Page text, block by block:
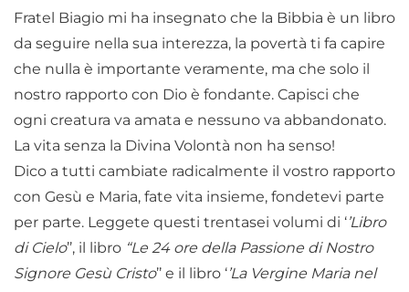
Fratel Biagio mi ha insegnato che la Bibbia è un libro
da seguire nella sua interezza, la povertà ti fa capire
che nulla è importante veramente, ma che solo il
nostro rapporto con Dio è fondante. Capisci che
ogni creatura va amata e nessuno va abbandonato.
La vita senza la Divina Volontà non ha senso!
Dico a tutti cambiate radicalmente il vostro rapporto
con Gesù e Maria, fate vita insieme, fondetevi parte
per parte. Leggete questi trentasei volumi di ‘’Libro
di Cielo’’, il libro “Le 24 ore della Passione di Nostro
Signore Gesù Cristo’’ e il libro ‘’La Vergine Maria nel